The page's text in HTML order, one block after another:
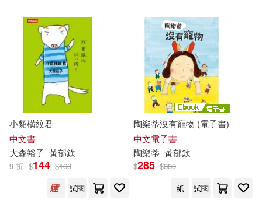
小貂橫紋君
中文書
大森裕子 黃郁欽
9 折 $144 $160
試閱
陶樂蒂沒有寵物 (電子書)
中文電子書
陶樂蒂 黃郁欽
$285 $380
紙
試閱